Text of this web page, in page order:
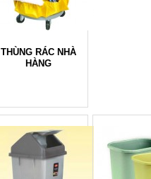
THÙNG RÁC NHÀ
HÀNG